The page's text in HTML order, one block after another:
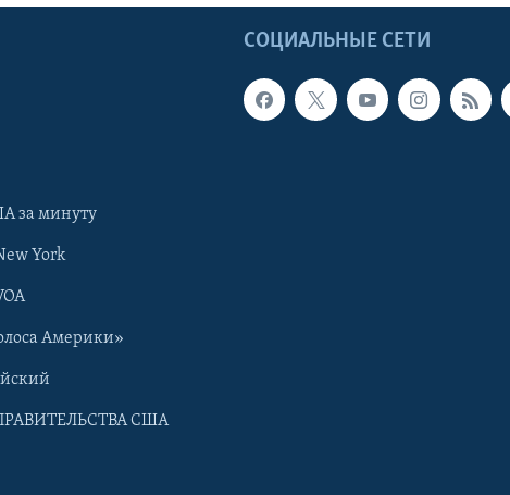
СОЦИАЛЬНЫЕ СЕТИ
за минуту
York
Америки»
США